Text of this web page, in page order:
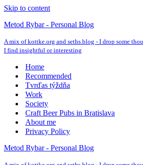
Skip to content
Metod Rybar - Personal Blog
A mix of kottke.org and seths.blog - I drop some
I find insightful or interesting
Home
Recommended
Tvrďas týždňa
Work
Society
Craft Beer Pubs in Bratislava
About me
Privacy Policy
Metod Rybar - Personal Blog